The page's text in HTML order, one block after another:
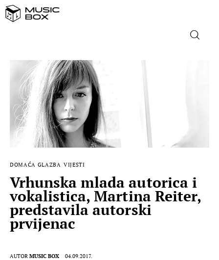
NASLOVNICA
DOMAĆA GLAZBA
STRANA GLAZBA
FILM
MUSIC BOX
DOMAĆA GLAZBA VIJESTI
Vrhunska mlada autorica i
vokalistica, Martina Reiter,
predstavila autorski
prvijenac
AUTOR MUSIC BOX 04.09.2017.